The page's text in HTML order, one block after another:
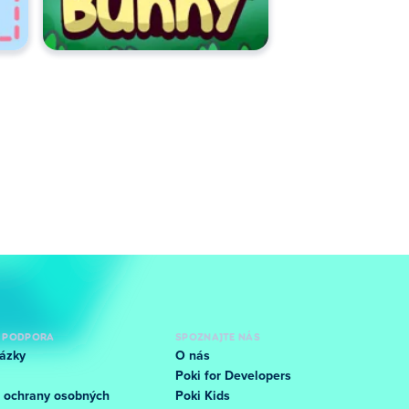
osobných
SPOZNAJTE NÁS
O nás
Poki for Developers
Poki Kids